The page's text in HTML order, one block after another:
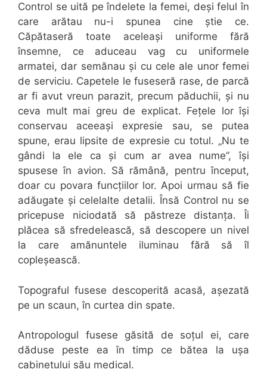
Control se uită pe îndelete la femei, deși felul în
care arătau nu-i spunea cine știe ce.
Căpătaseră toate aceleași uniforme fără
însemne, ce aduceau vag cu uniformele
armatei, dar semănau și cu cele ale unor femei
de serviciu. Capetele le fuseseră rase, de parcă
ar fi avut vreun parazit, precum păduchii, și nu
ceva mult mai greu de explicat. Fețele lor își
conservau aceeași expresie sau, se putea
spune, erau lipsite de expresie cu totul. „Nu te
gândi la ele ca și cum ar avea nume”, își
spusese în avion. Să rămână, pentru început,
doar cu povara funcțiilor lor. Apoi urmau să fie
adăugate și celelalte detalii. Însă Control nu se
pricepuse niciodată să păstreze distanța. Îi
plăcea să sfredelească, să descopere un nivel
la care amănuntele iluminau fără să îl
copleșească.
Topograful fusese descoperită acasă, așezată
pe un scaun, în curtea din spate.
Antropologul fusese găsită de soțul ei, care
dăduse peste ea în timp ce bătea la ușa
cabinetului său medical.